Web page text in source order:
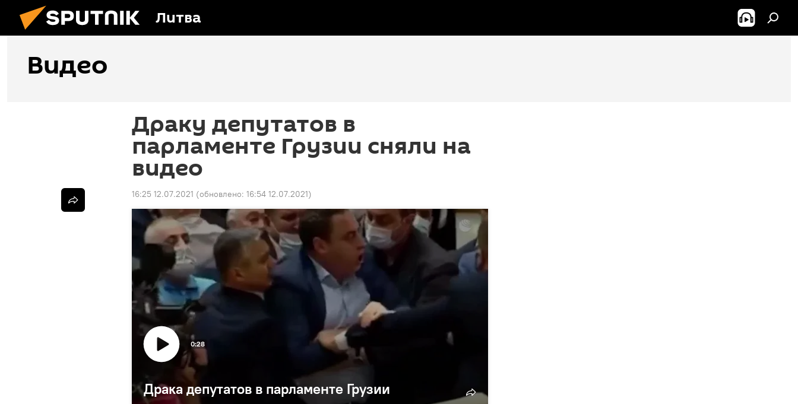
Литва
Видео
Драку депутатов в
парламенте Грузии сняли на
видео
16:25 12.07.2021 (обновлено: 16:54 12.07.2021)
Драка депутатов в парламенте Грузии
0:28